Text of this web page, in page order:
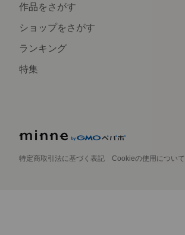
作品をさがす
ショップをさがす
ランキング
特集
特定商取引法に基づく表記 Cookieの使用について